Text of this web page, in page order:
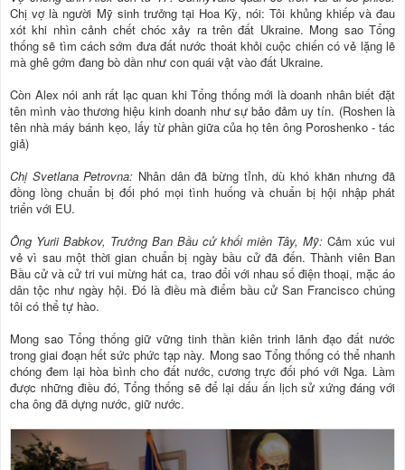
Chị vợ là người Mỹ sinh trưởng tại Hoa Kỳ, nói: Tôi khủng khiếp và đau
xót khi nhìn cảnh chết chóc xảy ra trên đất Ukraine. Mong sao Tổng
thống sẽ tìm cách sớm đưa đất nước thoát khỏi cuộc chiến có vẻ lặng lẽ
mà ghê gớm đang bò dần như con quái vật vào đất Ukraine.
Còn Alex nói anh rất lạc quan khi Tổng thống mới là doanh nhân biết đặt
tên mình vào thương hiệu kinh doanh như sự bảo đảm uy tín. (Roshen là
tên nhà máy bánh kẹo, lấy từ phần giữa của họ tên ông Poroshenko - tác
giả)
Chị Svetlana Petrovna: Nhân dân đã bừng tỉnh, dù khó khăn nhưng đã
đồng lòng chuẩn bị đối phó mọi tình huống và chuẩn bị hội nhập phát
triển với EU.
Ông Yurii Babkov, Trưởng Ban Bầu cử khối miền Tây, Mỹ: Cảm xúc vui
vẻ vì sau một thời gian chuẩn bị ngày bầu cử đã đến. Thành viên Ban
Bầu cử và cử tri vui mừng hát ca, trao đổi với nhau số điện thoại, mặc áo
dân tộc như ngày hội. Đó là điều mà điểm bầu cử San Francisco chúng
tôi có thể tự hào.
Mong sao Tổng thống giữ vững tinh thần kiên trinh lãnh đạo đất nước
trong giai đoạn hết sức phức tạp này. Mong sao Tổng thống có thể nhanh
chóng đem lại hòa bình cho đất nước, cương trực đối phó với Nga. Làm
được những điều đó, Tổng thống sẽ để lại dấu ấn lịch sử xứng đáng với
cha ông đã dựng nước, giữ nước.